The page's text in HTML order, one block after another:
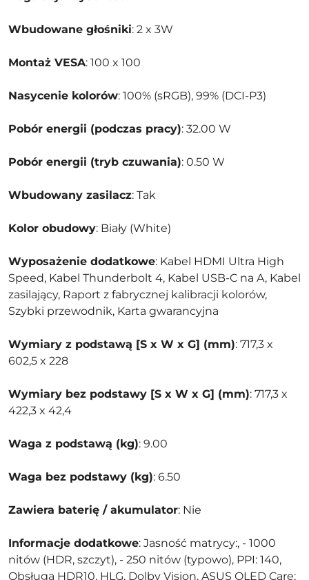
Wbudowane głośniki: 2 x 3W
Montaż VESA: 100 x 100
Nasycenie kolorów: 100% (sRGB), 99% (DCI-P3)
Pobór energii (podczas pracy): 32.00 W
Pobór energii (tryb czuwania): 0.50 W
Wbudowany zasilacz: Tak
Kolor obudowy: Biały (White)
Wyposażenie dodatkowe: Kabel HDMI Ultra High
Speed, Kabel Thunderbolt 4, Kabel USB-C na A, Kabel
zasilający, Raport z fabrycznej kalibracji kolorów,
Szybki przewodnik, Karta gwarancyjna
Wymiary z podstawą [S x W x G] (mm): 717,3 x
602,5 x 228
Wymiary bez podstawy [S x W x G] (mm): 717,3 x
422,3 x 42,4
Waga z podstawą (kg): 9.00
Waga bez podstawy (kg): 6.50
Zawiera baterię / akumulator: Nie
Informacje dodatkowe: Jasność matrycy:, - 1000
nitów (HDR, szczyt), - 250 nitów (typowo), PPI: 140,
Obsługa HDR10, HLG, Dolby Vision, ASUS OLED Care;